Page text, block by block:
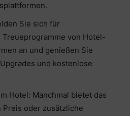
Sie sich für
von Hotel-
an und genießen Sie
und kostenlose
Hotel: Manchmal bietet das
oder zusätzliche